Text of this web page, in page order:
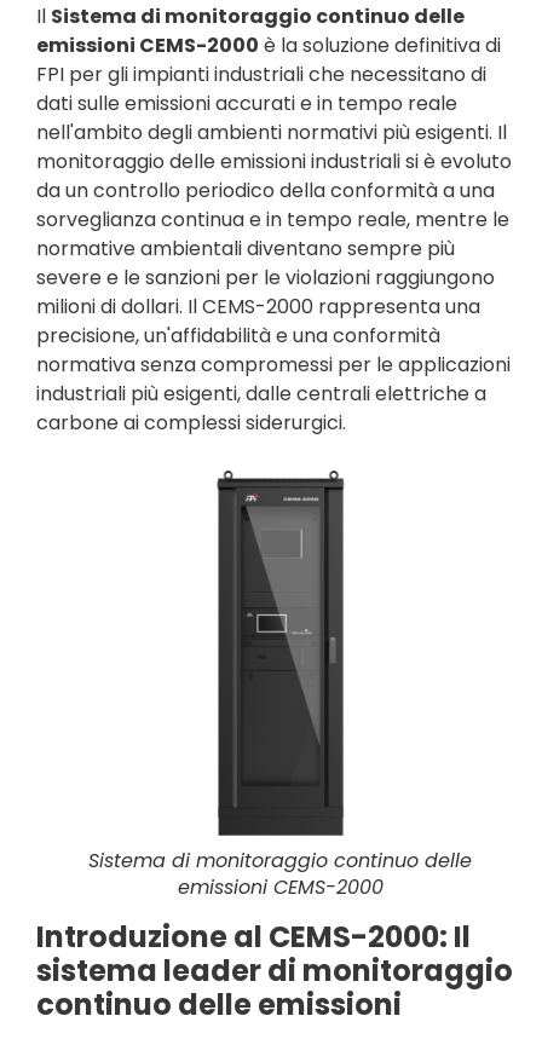
Il Sistema di monitoraggio continuo delle
emissioni CEMS-2000 è la soluzione definitiva di
FPI per gli impianti industriali che necessitano di
dati sulle emissioni accurati e in tempo reale
nell'ambito degli ambienti normativi più esigenti. Il
monitoraggio delle emissioni industriali si è evoluto
da un controllo periodico della conformità a una
sorveglianza continua e in tempo reale, mentre le
normative ambientali diventano sempre più
severe e le sanzioni per le violazioni raggiungono
milioni di dollari. Il CEMS-2000 rappresenta una
precisione, un'affidabilità e una conformità
normativa senza compromessi per le applicazioni
industriali più esigenti, dalle centrali elettriche a
carbone ai complessi siderurgici.
Sistema di monitoraggio continuo delle
emissioni CEMS-2000
Introduzione al CEMS-2000: Il
sistema leader di monitoraggio
continuo delle emissioni